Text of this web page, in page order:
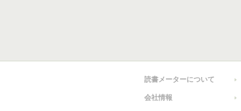
読書メーターについて
会社情報